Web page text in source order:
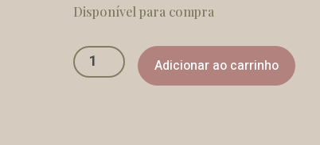
Disponível para compra
Pirita
quantidade
Adicionar ao carrinho